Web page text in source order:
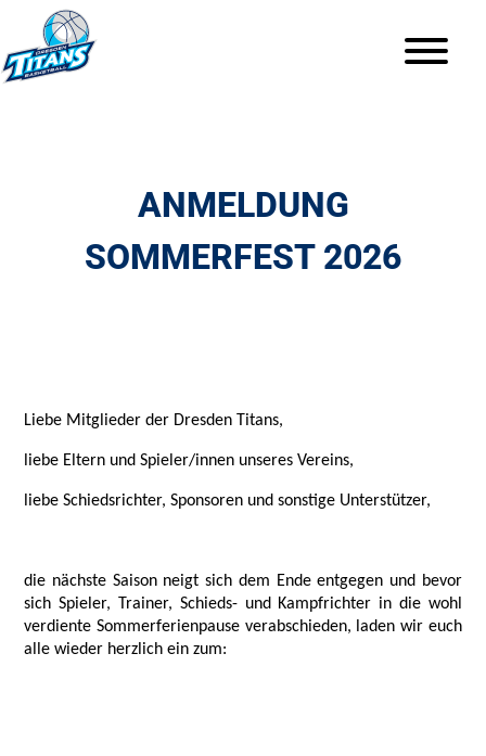
ANMELDUNG
SOMMERFEST 2026
Liebe Mitglieder der Dresden Titans,
liebe Eltern und Spieler/innen unseres Vereins,
liebe Schiedsrichter, Sponsoren und sonstige Unterstützer,
die nächste Saison neigt sich dem Ende entgegen und bevor
sich Spieler, Trainer, Schieds- und Kampfrichter in die wohl
verdiente Sommerferienpause verabschieden, laden wir euch
alle wieder herzlich ein zum: